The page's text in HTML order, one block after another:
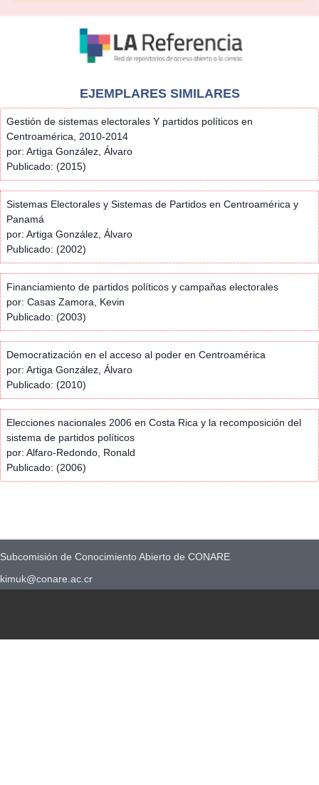
EJEMPLARES SIMILARES
Gestión de sistemas electorales Y partidos políticos en
Centroamérica, 2010-2014
por: Artiga González, Álvaro
Publicado: (2015)
Sistemas Electorales y Sistemas de Partidos en Centroamérica y
Panamá
por: Artiga González, Álvaro
Publicado: (2002)
Financiamiento de partidos políticos y campañas electorales
por: Casas Zamora, Kevin
Publicado: (2003)
Democratización en el acceso al poder en Centroamérica
por: Artiga González, Álvaro
Publicado: (2010)
Elecciones nacionales 2006 en Costa Rica y la recomposición del
sistema de partidos políticos
por: Alfaro-Redondo, Ronald
Publicado: (2006)
Subcomisión de Conocimiento Abierto de CONARE
kimuk@conare.ac.cr